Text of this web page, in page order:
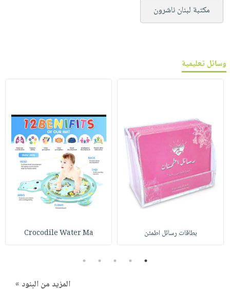
مكتبة لبنان ناشرون
وسائل تعليمية
بطاقات رسائل اطمئن Crocodile Water Ma
1
2
3
4
5
المزيد من البنود »